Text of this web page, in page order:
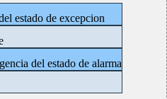
estado de excepcion
del estado de alarma